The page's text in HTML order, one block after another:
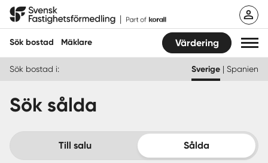
Hoppa
Svensk Fastighetsförmedling
Sök bostad Mäklare Värdering
Hitta mäklare
Sök bostad i: Sverige | Spanien
Sök sålda
Till salu Sålda